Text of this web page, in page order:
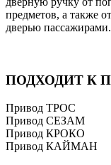
предметов, а также
дверью пассажирами.
ПОДХОДИТ К
Привод ТРОС
Привод СЕЗАМ
Привод КРОКО
Привод КАЙМАН